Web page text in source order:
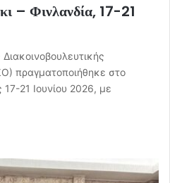
– Φινλανδία, 17-21
πραγματοποιήθηκε στο
17-21 Ιουνίου 2026, με